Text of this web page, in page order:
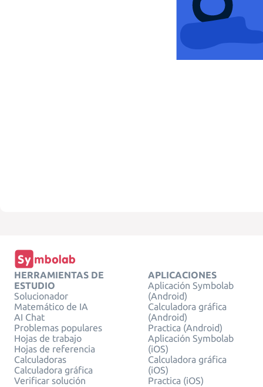
HERRAMIENTAS DE
ESTUDIO
Solucionador
Matemático de IA
AI Chat
Problemas populares
Hojas de trabajo
Hojas de referencia
Calculadoras
Calculadora gráfica
Verificar solución
APLICACIONES
Aplicación Symbolab
(Android)
Calculadora gráfica
(Android)
Practica (Android)
Aplicación Symbolab
(iOS)
Calculadora gráfica
(iOS)
Practica (iOS)